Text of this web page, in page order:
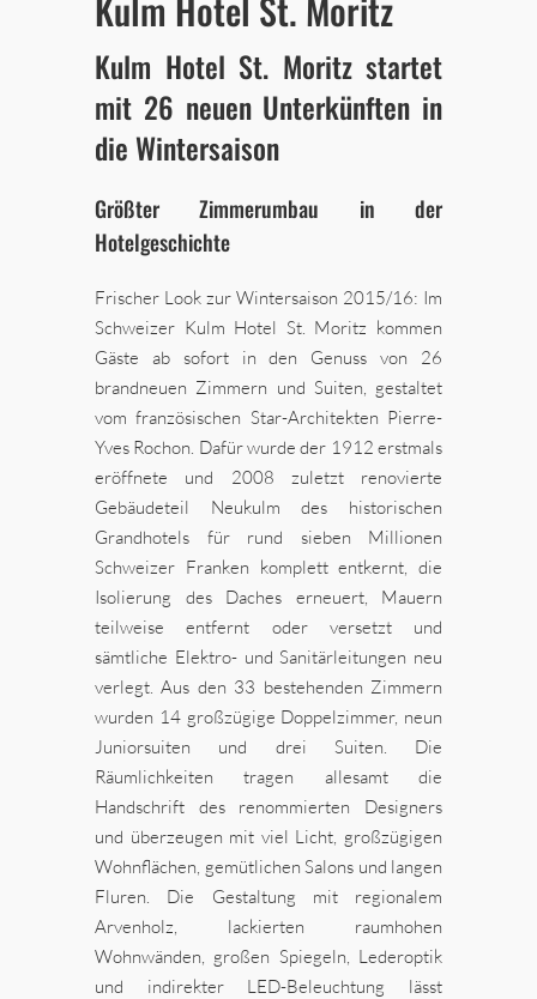
Kulm Hotel St. Moritz startet
mit 26 neuen Unterkünften in
die Wintersaison
Größter Zimmerumbau in der
Hotelgeschichte
Frischer Look zur Wintersaison 2015/16: Im
Schweizer Kulm Hotel St. Moritz kommen
Gäste ab sofort in den Genuss von 26
brandneuen Zimmern und Suiten, gestaltet
vom französischen Star-Architekten Pierre-
Yves Rochon. Dafür wurde der 1912 erstmals
eröffnete und 2008 zuletzt renovierte
Gebäudeteil Neukulm des historischen
Grandhotels für rund sieben Millionen
Schweizer Franken komplett entkernt, die
Isolierung des Daches erneuert, Mauern
teilweise entfernt oder versetzt und
sämtliche Elektro- und Sanitärleitungen neu
verlegt. Aus den 33 bestehenden Zimmern
wurden 14 großzügige Doppelzimmer, neun
Juniorsuiten und drei Suiten. Die
Räumlichkeiten tragen allesamt die
Handschrift des renommierten Designers
und überzeugen mit viel Licht, großzügigen
Wohnflächen, gemütlichen Salons und langen
Fluren. Die Gestaltung mit regionalem
Arvenholz, lackierten raumhohen
Wohnwänden, großen Spiegeln, Lederoptik
und indirekter LED-Beleuchtung lässt